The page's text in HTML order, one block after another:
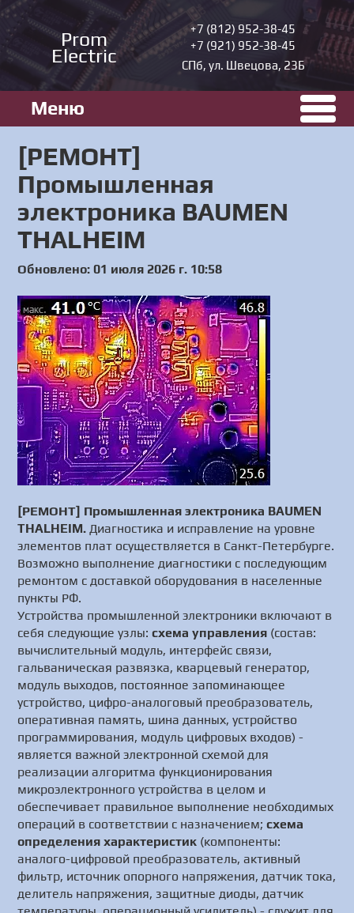
Prom
Electric
+7 (812) 952-38-45
+7 (921) 952-38-45
СПб, ул. Швецова, 23Б
Меню
[РЕМОНТ]
Промышленная
электроника BAUMEN
THALHEIM
Обновлено: 01 июля 2026 г. 10:58
[РЕМОНТ] Промышленная электроника BAUMEN
THALHEIM. Диагностика и исправление на уровне
элементов плат осуществляется в Санкт-Петербурге.
Возможно выполнение диагностики с последующим
ремонтом с доставкой оборудования в населенные
пункты РФ.
Устройства промышленной электроники включают в
себя следующие узлы:схема управления (состав:
вычислительный модуль, интерфейс связи,
гальваническая развязка, кварцевый генератор,
модуль выходов, постоянное запоминающее
устройство, цифро-аналоговый преобразователь,
оперативная память, шина данных, устройство
программирования, модуль цифровых входов) -
является важной электронной схемой для
реализации алгоритма функционирования
микроэлектронного устройства в целом и
обеспечивает правильное выполнение необходимых
операций в соответствии с назначением;схема
определения характеристик (компоненты:
аналого-цифровой преобразователь, активный
фильтр, источник опорного напряжения, датчик тока,
делитель напряжения, защитные диоды, датчик